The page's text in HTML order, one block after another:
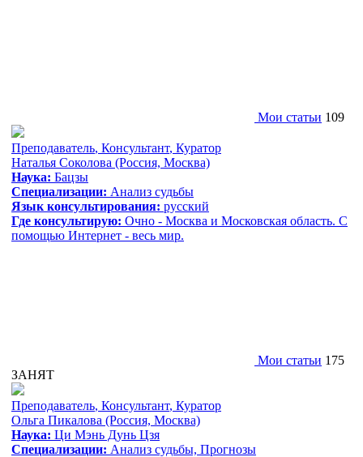
Мои статьи 109
Преподаватель, Консультант, Куратор
Наталья Соколова (Россия, Москва)
Наука: Бацзы
Специализации: Анализ судьбы
Язык консультирования: русский
Где консультирую: Очно - Москва и Московская область. С
помощью Интернет - весь мир.
Мои статьи 175
ЗАНЯТ
Преподаватель, Консультант, Куратор
Ольга Пикалова (Россия, Москва)
Наука: Ци Мэнь Дунь Цзя
Специализации: Анализ судьбы, Прогнозы